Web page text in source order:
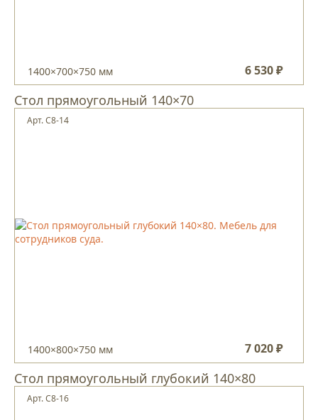
1400×700×750 мм 6 530 ₽
Стол прямоугольный 140×70
1400×800×750 мм 7 020 ₽
Арт. С8-14
Стол прямоугольный глубокий 140×80
Арт. С8-16